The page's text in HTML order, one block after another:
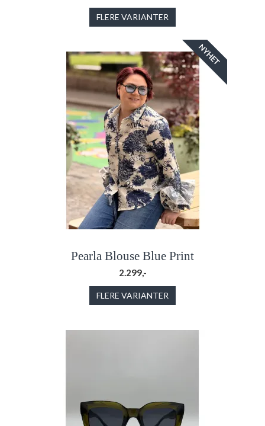
FLERE VARIANTER
NYHET
Pearla Blouse Blue Print
2.299,-
FLERE VARIANTER